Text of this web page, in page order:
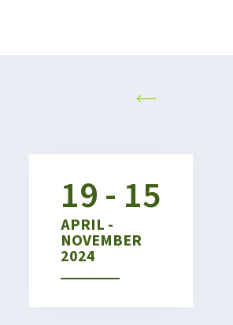
19 - 15
APRIL -
NOVEMBER
2024